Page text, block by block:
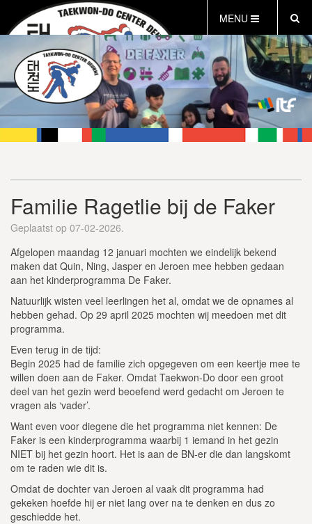
MENU
HOME
OVER ONS
WAT IS TAEKWON-DO
TCD MINI’S
INFORMATIE
AGENDA
PROEFLES AANVRAGEN
INSCHRIJFFORMULIER
Familie Ragetlie bij de Faker
Geplaatst op 07-02-2026.
Afgelopen maandag 12 januari mochten we eindelijk bekend
maken dat Quin, Ning, Jasper en Jeroen mee hebben gedaan
aan het kinderprogramma De Faker.
Natuurlijk wisten veel leerlingen het al, omdat we de opnames al
hebben gehad. Op 29 april 2025 mochten wij meedoen met dit
programma.
Even terug in de tijd:
Begin 2025 had de familie zich opgegeven om een keertje mee te
willen doen aan de Faker. Omdat Taekwon-Do door een groot
deel van het gezin werd beoefend werd gedacht om Jeroen te
vragen als ‘vader’.
Want even voor diegene die het programma niet kennen: De
Faker is een kinderprogramma waarbij 1 iemand in het gezin
NIET bij het gezin hoort. Het is aan de BN-er die dan langskomt
om te raden wie dit is.
Omdat de dochter van Jeroen al vaak dit programma had
gekeken hoefde hij er niet lang over na te denken en dus zo
geschiedde het.